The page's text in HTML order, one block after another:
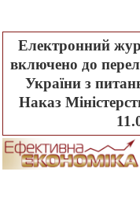
Електронний
включено до
України з
Наказ